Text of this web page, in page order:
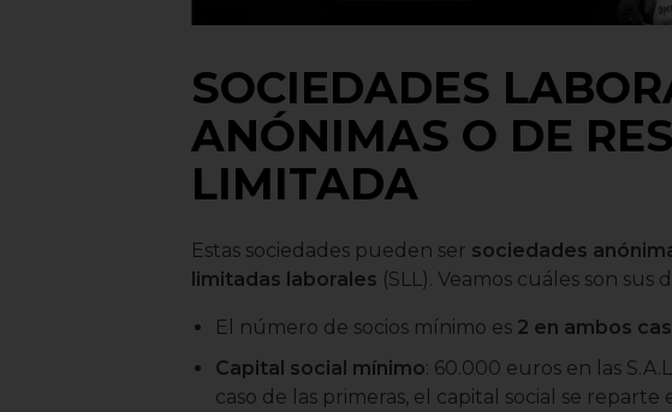
SOCIEDADES
ANÓNIMAS O DE
LIMITADA
Estas sociedades pueden ser sociedades
limitadas laborales (SLL). Veamos cuáles son sus
El número de socios mínimo es 2 en ambos
Capital social mínimo: 60.000 euros en las
caso de las primeras, el capital social se